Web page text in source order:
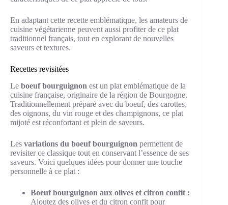
En adaptant cette recette emblématique, les amateurs de
cuisine végétarienne peuvent aussi profiter de ce plat
traditionnel français, tout en explorant de nouvelles
saveurs et textures.
Recettes revisitées
Le boeuf bourguignon est un plat emblématique de la
cuisine française, originaire de la région de Bourgogne.
Traditionnellement préparé avec du boeuf, des carottes,
des oignons, du vin rouge et des champignons, ce plat
mijoté est réconfortant et plein de saveurs.
Les variations du boeuf bourguignon permettent de
revisiter ce classique tout en conservant l’essence de ses
saveurs. Voici quelques idées pour donner une touche
personnelle à ce plat :
Boeuf bourguignon aux olives et citron confit :
Ajoutez des olives et du citron confit pour